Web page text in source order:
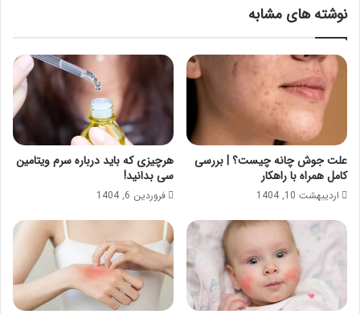
نوشته های مشابه
علت جوش چانه چیست؟ | بررسی
کامل همراه با راهکار
اردیبهشت 10, 1404
هرچیزی که باید درباره سرم ویتامین
سی بدانید!
فروردین 6, 1404